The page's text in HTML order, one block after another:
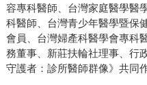
容專科醫師、台灣家庭醫學醫
科醫師、台灣青少年醫學暨保
會員、台灣婦產科醫學會專科
務董事、新莊扶輪社理事、行
守護者：診所醫師群像》共同